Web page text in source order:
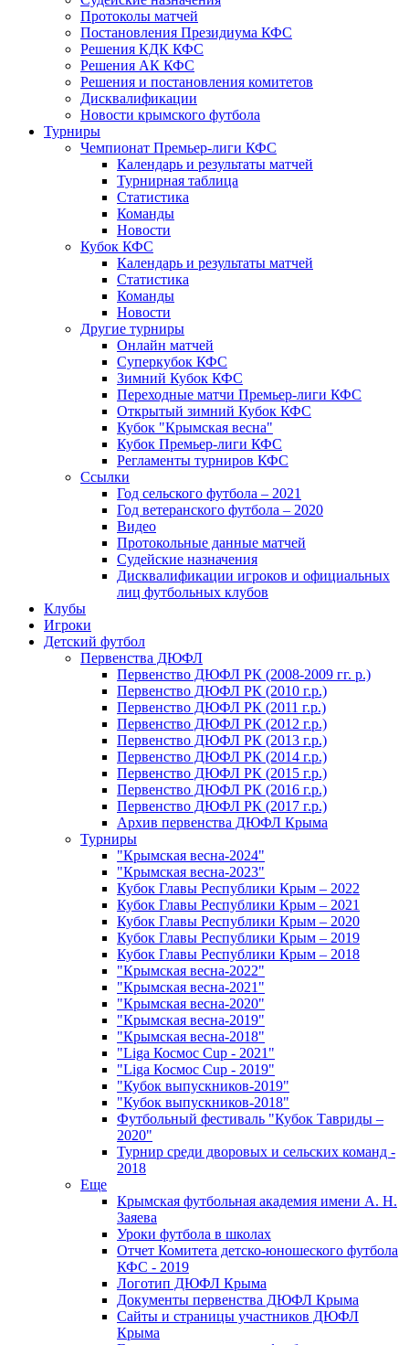
Протоколы матчей
Постановления Президиума КФС
Решения КДК КФС
Решения АК КФС
Решения и постановления комитетов
Дисквалификации
Новости крымского футбола
Турниры
Чемпионат Премьер-лиги КФС
Календарь и результаты матчей
Турнирная таблица
Статистика
Команды
Новости
Кубок КФС
Календарь и результаты матчей
Статистика
Команды
Новости
Другие турниры
Онлайн матчей
Суперкубок КФС
Зимний Кубок КФС
Переходные матчи Премьер-лиги КФС
Открытый зимний Кубок КФС
Кубок "Крымская весна"
Кубок Премьер-лиги КФС
Регламенты турниров КФС
Ссылки
Год сельского футбола – 2021
Год ветеранского футбола – 2020
Видео
Протокольные данные матчей
Судейские назначения
Дисквалификации игроков и официальных
лиц футбольных клубов
Клубы
Игроки
Детский футбол
Первенства ДЮФЛ
Первенство ДЮФЛ РК (2008-2009 гг. р.)
Первенство ДЮФЛ РК (2010 г.р.)
Первенство ДЮФЛ РК (2011 г.р.)
Первенство ДЮФЛ РК (2012 г.р.)
Первенство ДЮФЛ РК (2013 г.р.)
Первенство ДЮФЛ РК (2014 г.р.)
Первенство ДЮФЛ РК (2015 г.р.)
Первенство ДЮФЛ РК (2016 г.р.)
Первенство ДЮФЛ РК (2017 г.р.)
Архив первенства ДЮФЛ Крыма
Турниры
"Крымская весна-2024"
"Крымская весна-2023"
Кубок Главы Республики Крым – 2022
Кубок Главы Республики Крым – 2021
Кубок Главы Республики Крым – 2020
Кубок Главы Республики Крым – 2019
Кубок Главы Республики Крым – 2018
"Крымская весна-2022"
"Крымская весна-2021"
"Крымская весна-2020"
"Крымская весна-2019"
"Крымская весна-2018"
"Liga Космос Cup - 2021"
"Liga Космос Cup - 2019"
"Кубок выпускников-2019"
"Кубок выпускников-2018"
Футбольный фестиваль "Кубок Тавриды –
2020"
Турнир среди дворовых и сельских команд -
2018
Еще
Крымская футбольная академия имени А. Н.
Заяева
Уроки футбола в школах
Отчет Комитета детско-юношеского футбола
КФС - 2019
Логотип ДЮФЛ Крыма
Документы первенства ДЮФЛ Крыма
Сайты и страницы участников ДЮФЛ
Крыма